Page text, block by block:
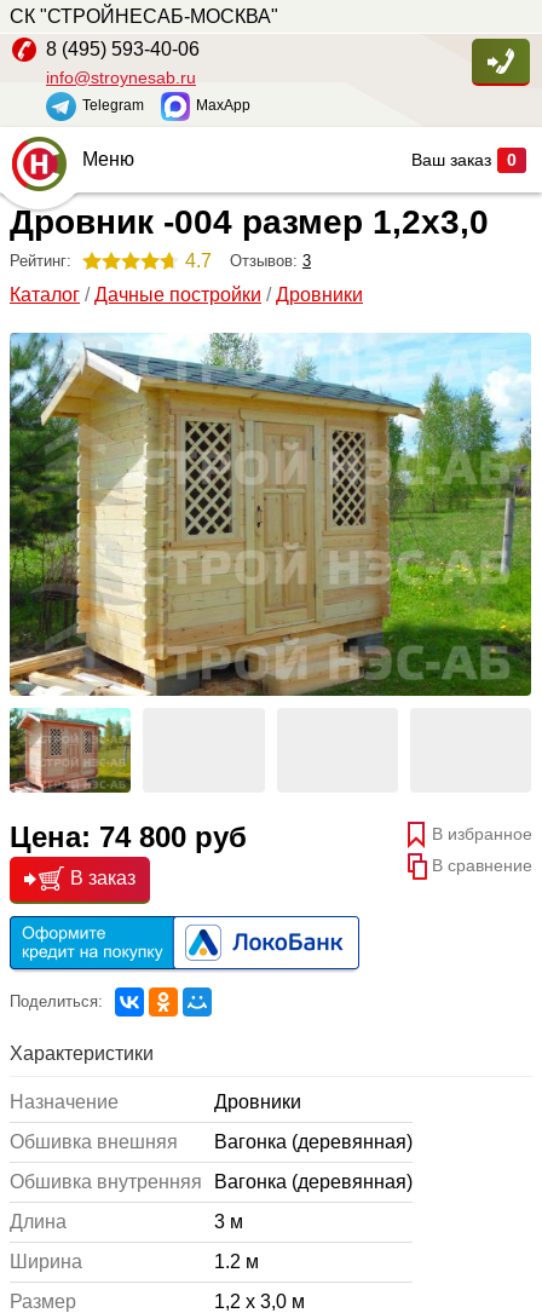
СК "СТРОЙНЕСАБ-МОСКВА"
8 (495) 593-40-06
info@stroynesab.ru
Telegram MaxApp
Ваш заказ 0
Главная
Каталог
Услуги
Наши работы
Сопутствующие товары
О компании
Контакты
Меню
Дровник -004 размер 1,2х3,0
Рейтинг: 4.7 Отзывов: 3
Каталог /Дачные постройки /Дровники
Цена: 74 800 руб
В избранное
В сравнение
В заказ
Поделиться:
Характеристики
Назначение
Дровники
Обшивка внешняя
Вагонка (деревянная)
Обшивка внутренняя
Вагонка (деревянная)
Длина
3 м
Ширина
1.2 м
Размер
1,2 x 3,0 м